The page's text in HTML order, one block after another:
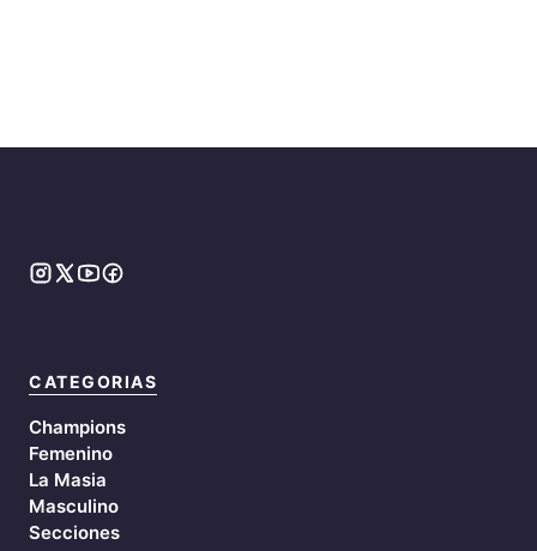
CATEGORIAS
Champions
Femenino
La Masia
Masculino
Secciones